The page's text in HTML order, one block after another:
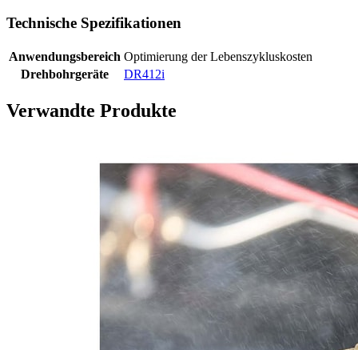
Technische Spezifikationen
Anwendungsbereich Optimierung der Lebenszykluskosten
Drehbohrgeräte
DR412i
Verwandte Produkte